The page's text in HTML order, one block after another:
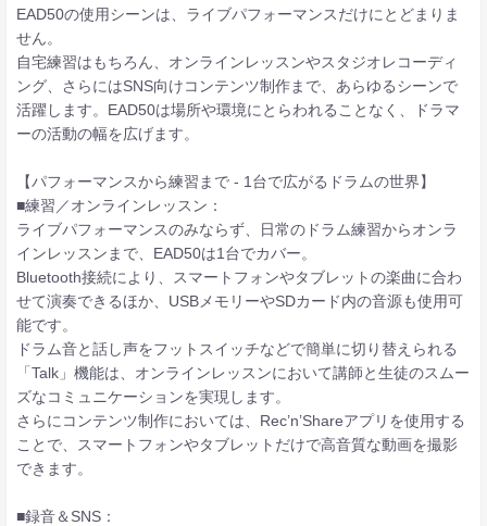
EAD50の使用シーンは、ライブパフォーマンスだけにとどまりま
せん。
自宅練習はもちろん、オンラインレッスンやスタジオレコーディ
ング、さらにはSNS向けコンテンツ制作まで、あらゆるシーンで
活躍します。EAD50は場所や環境にとらわれることなく、ドラマ
ーの活動の幅を広げます。
【パフォーマンスから練習まで - 1台で広がるドラムの世界】
■練習／オンラインレッスン：
ライブパフォーマンスのみならず、日常のドラム練習からオンラ
インレッスンまで、EAD50は1台でカバー。
Bluetooth接続により、スマートフォンやタブレットの楽曲に合わ
せて演奏できるほか、USBメモリーやSDカード内の音源も使用可
能です。
ドラム音と話し声をフットスイッチなどで簡単に切り替えられる
「Talk」機能は、オンラインレッスンにおいて講師と生徒のスムー
ズなコミュニケーションを実現します。
さらにコンテンツ制作においては、Rec’n’Shareアプリを使用する
ことで、スマートフォンやタブレットだけで高音質な動画を撮影
できます。
■録音＆SNS：